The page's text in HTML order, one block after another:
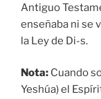
Antiguo
enseñaba ni se
la Ley de Di-s.
Nota: Cuando
Yeshúa) el